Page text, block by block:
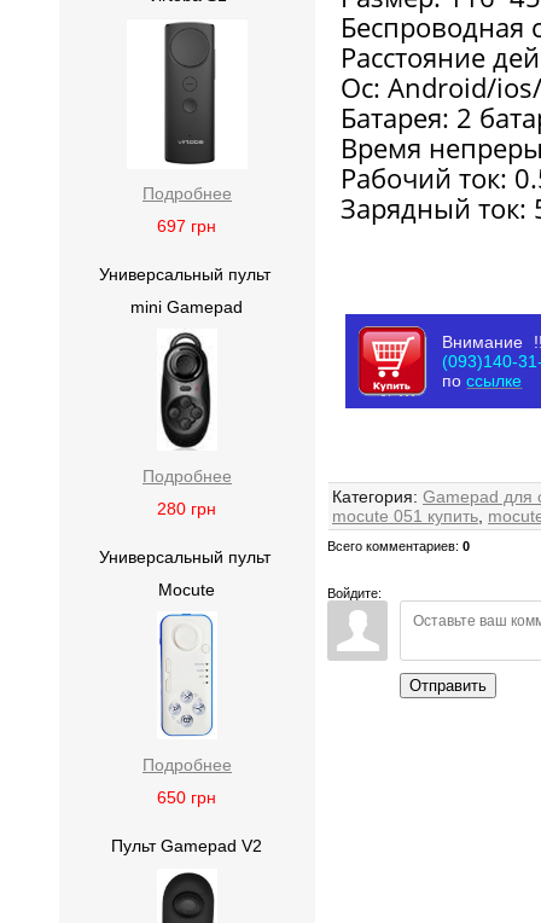
Подробнее
697 грн
Универсальный пульт
mini Gamepad
Подробнее
280 грн
Универсальный пульт
Mocute
Подробнее
650 грн
Пульт Gamepad V2
Беспроводная
Расстояние
Ос: Android/
Батарея: 2
Время
Рабочий ток:
Зарядный ток:
Внимание
(093)140-
поссылке
Категория: Gamepad для
mocute 051 купить,
Всего комментариев: 0
Войдите:
Отправить